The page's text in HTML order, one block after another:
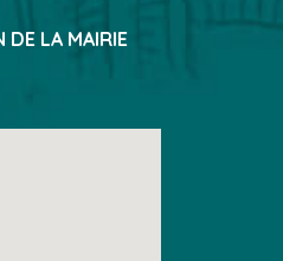
DE LA MAIRIE